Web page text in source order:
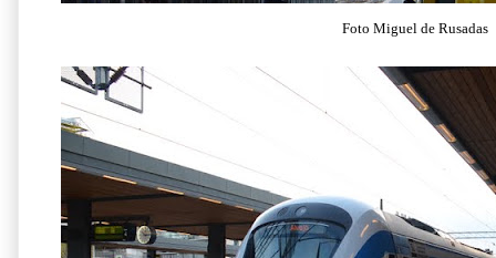
Foto Miguel de Rusadas